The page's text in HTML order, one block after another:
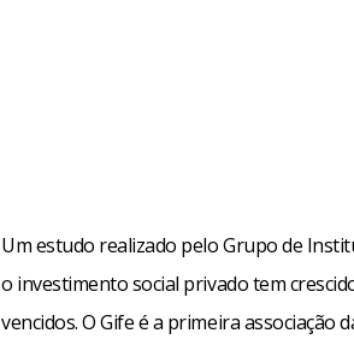
Um estudo realizado pelo Grupo de
o investimento social privado tem
vencidos. O Gife é a primeira associação